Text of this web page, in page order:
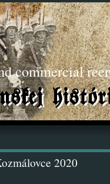
commercial
2020